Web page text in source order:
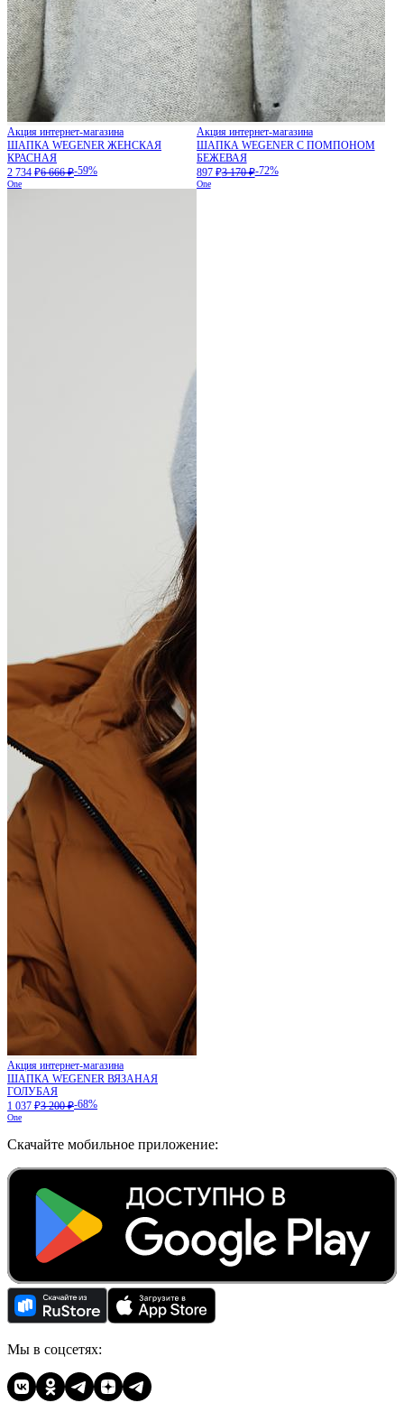
Акция интернет-магазина
ШАПКА WEGENER ЖЕНСКАЯ
КРАСНАЯ
2 734 ₽6 666 ₽-59%
One
Акция интернет-магазина
ШАПКА WEGENER С ПОМПОНОМ
БЕЖЕВАЯ
897 ₽3 170 ₽-72%
One
Акция интернет-магазина
ШАПКА WEGENER ВЯЗАНАЯ
ГОЛУБАЯ
1 037 ₽3 200 ₽-68%
One
Скачайте мобильное приложение:
Мы в соцсетях: